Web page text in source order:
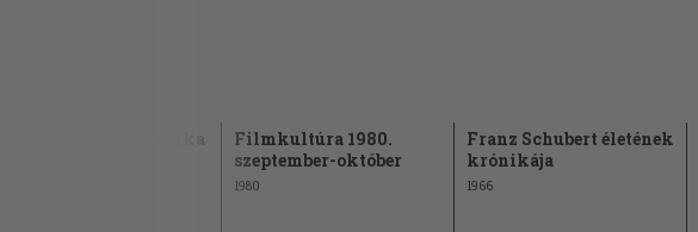
Filmkultúra 1980.
szeptember-október
1980
Franz Schubert életének
krónikája
1966